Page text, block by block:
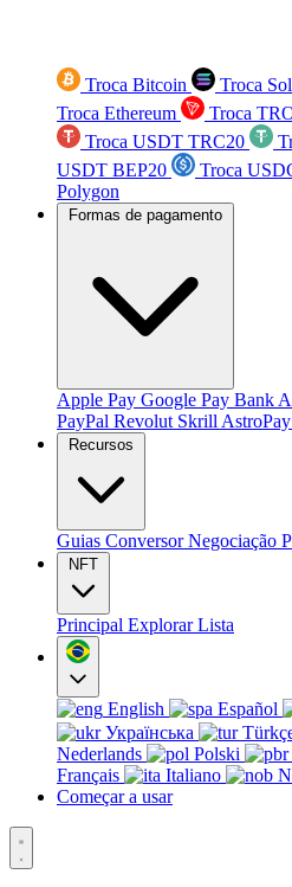
Troca Bitcoin Troca
Troca Ethereum
Troca
Troca USDT TRC20
USDT BEP20
Troca
Polygon
Formas de pagamento
Apple Pay Google Pay Bank
PayPal Revolut Skrill AstroPay
Recursos
Guias ConversorNegociação
NFT
Principal ExplorarLista
English Español
Українська
Nederlands
Polski
Français
Italiano
Começar a usar